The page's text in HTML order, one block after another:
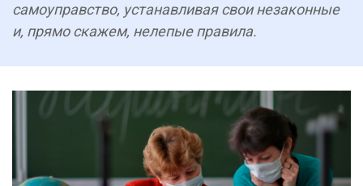
самоуправство, устанавливая свои незаконные
и, прямо скажем, нелепые правила.